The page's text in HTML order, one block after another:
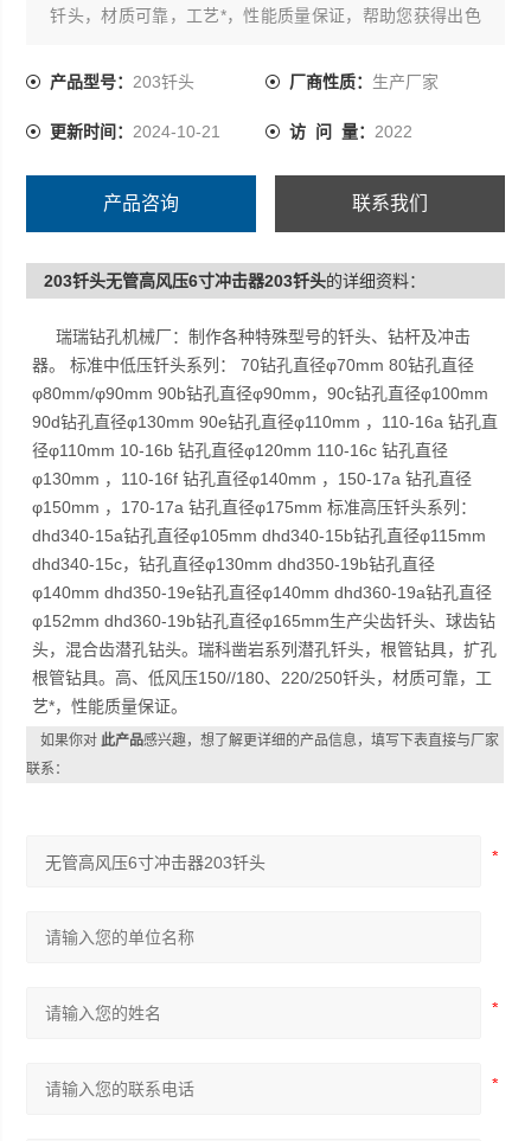
钎头，材质可靠，工艺*，性能质量保证，帮助您获得出色
产品型号： 203钎头 厂商性质： 生产厂家
更新时间： 2024-10-21 访 问 量： 2022
产品咨询 联系我们
203钎头无管高风压6寸冲击器203钎头的详细资料：
瑞瑞钻孔机械厂：制作各种特殊型号的钎头、钻杆及冲击
器。 标准中低压钎头系列： 70钻孔直径φ70mm 80钻孔直径
φ80mm/φ90mm 90b钻孔直径φ90mm，90c钻孔直径φ100mm
90d钻孔直径φ130mm 90e钻孔直径φ110mm ，110-16a 钻孔直
径φ110mm 10-16b 钻孔直径φ120mm 110-16c 钻孔直径
φ130mm ，110-16f 钻孔直径φ140mm ，150-17a 钻孔直径
φ150mm ，170-17a 钻孔直径φ175mm 标准高压钎头系列：
dhd340-15a钻孔直径φ105mm dhd340-15b钻孔直径φ115mm
dhd340-15c，钻孔直径φ130mm dhd350-19b钻孔直径
φ140mm dhd350-19e钻孔直径φ140mm dhd360-19a钻孔直径
φ152mm dhd360-19b钻孔直径φ165mm生产尖齿钎头、球齿钻
头，混合齿潜孔钻头。瑞科凿岩系列潜孔钎头，根管钻具，扩孔
根管钻具。高、低风压150//180、220/250钎头，材质可靠，工
艺*，性能质量保证。
如果你对此产品感兴趣，想了解更详细的产品信息，填写下表直接与厂家
联系：